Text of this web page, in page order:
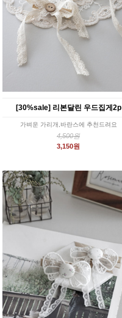
[30%sale] 리본달린 우드집게2p
가벼운 가리개,바란스에 추천드려요
4,500원
3,150원